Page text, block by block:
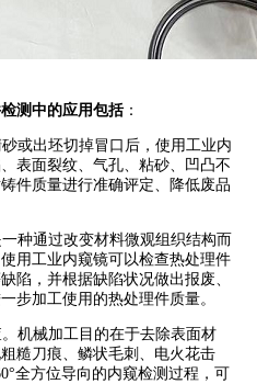
测中的应用包括：
或出坯切掉冒口后，使用工业内
表面裂纹、气孔、粘砂、凹凸不
件质量进行准确评定、降低废品
种通过改变材料微观组织结构而
用工业内窥镜可以检查热处理件
陷，并根据缺陷状况做出报废、
步加工使用的热处理件质量。
机械加工目的在于去除表面材
糙刀痕、鳞状毛刺、电火花击
全方位导向的内窥检测过程，可